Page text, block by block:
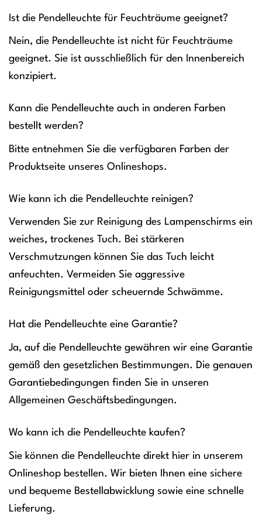
Ist die Pendelleuchte für Feuchträume geeignet?
Nein, die Pendelleuchte ist nicht für Feuchträume
geeignet. Sie ist ausschließlich für den Innenbereich
konzipiert.
Kann die Pendelleuchte auch in anderen Farben
bestellt werden?
Bitte entnehmen Sie die verfügbaren Farben der
Produktseite unseres Onlineshops.
Wie kann ich die Pendelleuchte reinigen?
Verwenden Sie zur Reinigung des Lampenschirms ein
weiches, trockenes Tuch. Bei stärkeren
Verschmutzungen können Sie das Tuch leicht
anfeuchten. Vermeiden Sie aggressive
Reinigungsmittel oder scheuernde Schwämme.
Hat die Pendelleuchte eine Garantie?
Ja, auf die Pendelleuchte gewähren wir eine Garantie
gemäß den gesetzlichen Bestimmungen. Die genauen
Garantiebedingungen finden Sie in unseren
Allgemeinen Geschäftsbedingungen.
Wo kann ich die Pendelleuchte kaufen?
Sie können die Pendelleuchte direkt hier in unserem
Onlineshop bestellen. Wir bieten Ihnen eine sichere
und bequeme Bestellabwicklung sowie eine schnelle
Lieferung.